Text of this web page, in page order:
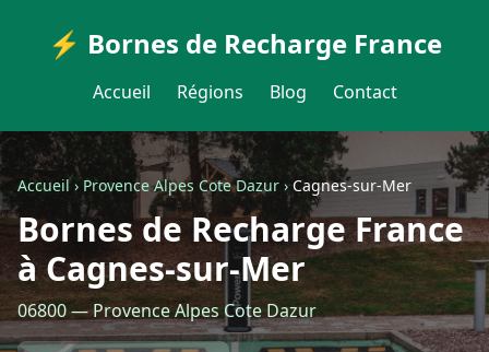
⚡ Bornes de Recharge France
Accueil Régions Blog Contact
Accueil›Provence Alpes Cote Dazur ›Cagnes-sur-Mer
Bornes de Recharge France
à Cagnes-sur-Mer
06800 — Provence Alpes Cote Dazur